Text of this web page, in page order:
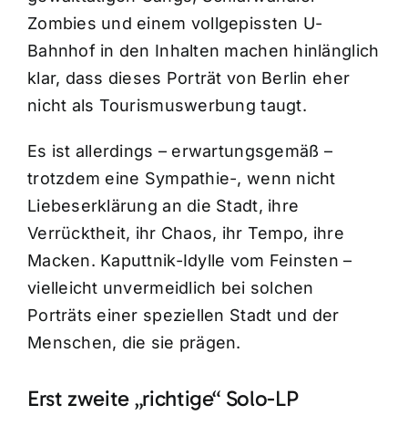
Zombies und einem vollgepissten U-
Bahnhof in den Inhalten machen hinlänglich
klar, dass dieses Porträt von Berlin eher
nicht als Tourismuswerbung taugt.
Es ist allerdings – erwartungsgemäß –
trotzdem eine Sympathie-, wenn nicht
Liebeserklärung an die Stadt, ihre
Verrücktheit, ihr Chaos, ihr Tempo, ihre
Macken. Kaputtnik-Idylle vom Feinsten –
vielleicht unvermeidlich bei solchen
Porträts einer speziellen Stadt und der
Menschen, die sie prägen.
Erst zweite „richtige“ Solo-LP